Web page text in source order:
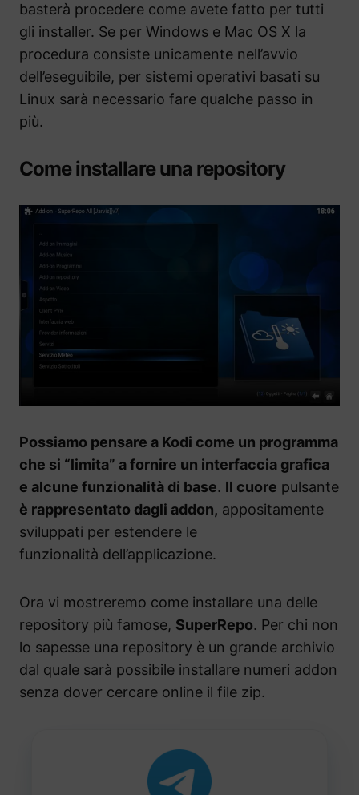
basterà procedere come avete fatto per tutti
gli installer. Se per Windows e Mac OS X la
procedura consiste unicamente nell’avvio
dell’eseguibile, per sistemi operativi basati su
Linux sarà necessario fare qualche passo in
più.
Come installare una repository
Possiamo pensare a Kodi come un programma
che si “limita” a fornire un interfaccia grafica
e alcune funzionalità di base. Il cuore pulsante
è rappresentato dagli addon, appositamente
sviluppati per estendere le
funzionalità dell’applicazione.
Ora vi mostreremo come installare una delle
repository più famose, SuperRepo. Per chi non
lo sapesse una repository è un grande archivio
dal quale sarà possibile installare numeri addon
senza dover cercare online il file zip.